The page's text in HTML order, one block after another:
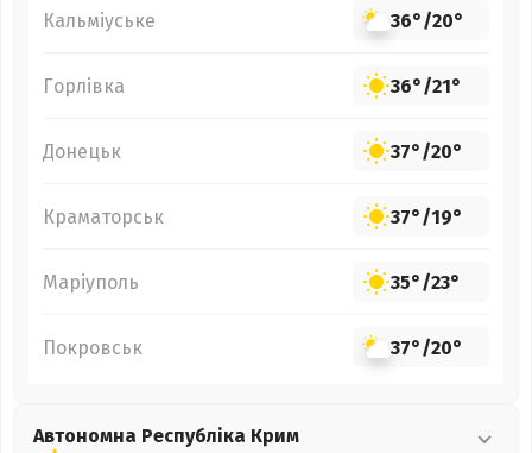
Кальміуське 36°/20°
Горлівка 36°/21°
Донецьк 37°/20°
Краматорськ 37°/19°
Маріуполь 35°/23°
Покровськ 37°/20°
Автономна Республіка Крим